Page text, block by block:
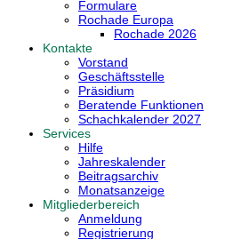
Formulare
Rochade Europa
Rochade 2026
Kontakte
Vorstand
Geschäftsstelle
Präsidium
Beratende Funktionen
Schachkalender 2027
Services
Hilfe
Jahreskalender
Beitragsarchiv
Monatsanzeige
Mitgliederbereich
Anmeldung
Registrierung